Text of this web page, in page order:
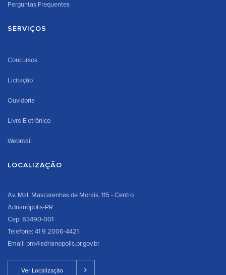
Perguntas Frequentes
SERVIÇOS
Concursos
Licitação
Ouvidoria
Livro Eletrônico
Webmail
LOCALIZAÇÃO
Av. Mal. Mascarenhas de Morais, 115 - Centro
Adrianópolis-PR
Cep: 83490-001
Telefone: 41 9 2006-4421
Email: pm@adrianopolis.pr.gov.br
Ver Localização